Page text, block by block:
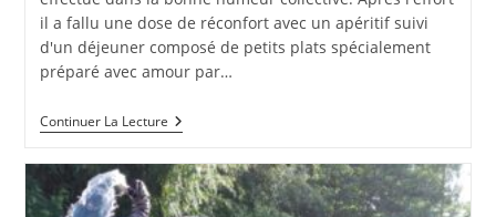
il a fallu une dose de réconfort avec un apéritif suivi
d'un déjeuner composé de petits plats spécialement
préparé avec amour par…
Continuer La LectureMÉNAGE
D’ÉTÉ
L’ATELIER